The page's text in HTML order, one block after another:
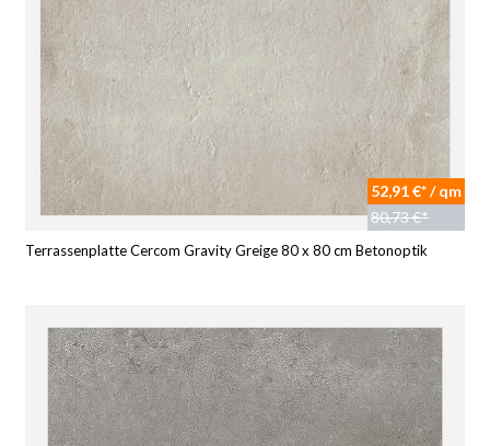
52,91 €* / qm
80,73 €*
Terrassenplatte Cercom Gravity Greige 80 x 80 cm Betonoptik